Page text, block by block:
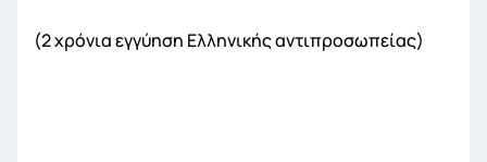
(2 χρόνια εγγύηση Ελληνικής αντιπροσωπείας)